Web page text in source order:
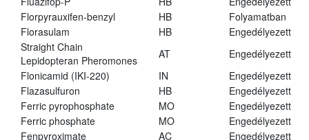
Florpyrauxifen-benzyl
HB
Folyamatban
Florasulam
HB
Engedélyezett
Straight Chain
Lepidopteran Pheromones
AT
Engedélyezett
Flonicamid (IKI-220)
IN
Engedélyezett
Flazasulfuron
HB
Engedélyezett
Ferric pyrophosphate
MO
Engedélyezett
Ferric phosphate
MO
Engedélyezett
Fenpyroximate
AC
Engedélyezett